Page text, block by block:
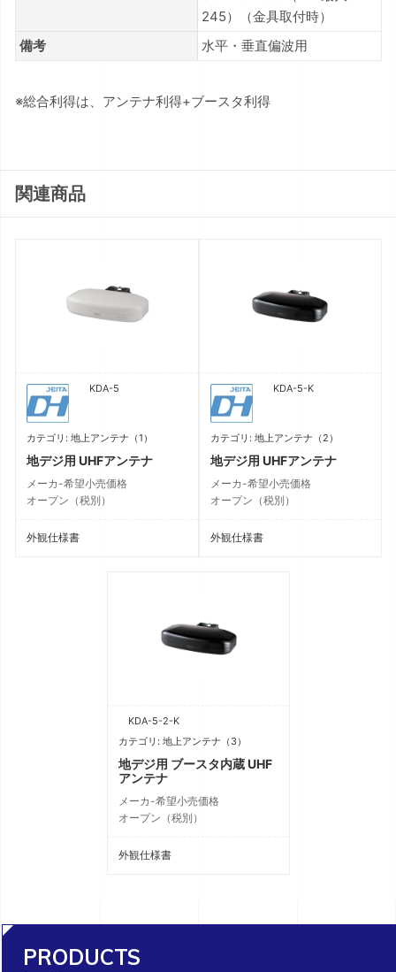
PRODUCTS
245）（金具取付時）
備考
水平・垂直偏波用
※総合利得は、アンテナ利得+ブースタ利得
関連商品
KDA-5
カテゴリ: 地上アンテナ（1）
地デジ用 UHFアンテナ
メーカ-希望小売価格
オープン（税別）
外観仕様書
KDA-5-K
カテゴリ: 地上アンテナ（2）
地デジ用 UHFアンテナ
メーカ-希望小売価格
オープン（税別）
外観仕様書
KDA-5-2-K
カテゴリ: 地上アンテナ（3）
地デジ用 ブースタ内蔵 UHF
アンテナ
メーカ-希望小売価格
オープン（税別）
外観仕様書